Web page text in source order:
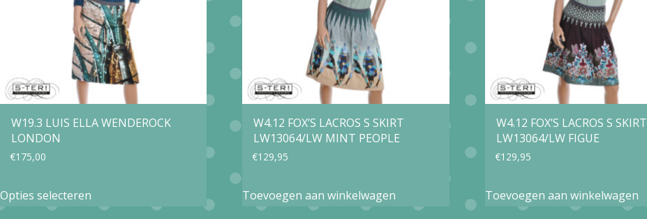
W19.3 LUIS ELLA WENDEROCK
LONDON
€175,00
Opties selecteren
product
W4.12 FOX’S LACROS S SKIRT
LW13064/LW MINT PEOPLE
€129,95
Toevoegen aan winkelwagen
W4.12 FOX’S LACROS S SKIRT
LW13064/LW FIGUE
€129,95
Toevoegen aan winkelwagen